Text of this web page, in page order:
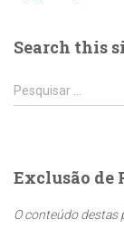
Search this
P
e
i
a
Pesquisar …
Exclusão de
O conteúdo destas